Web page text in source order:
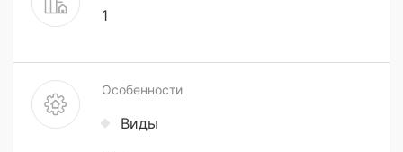
1
Особенности
Виды